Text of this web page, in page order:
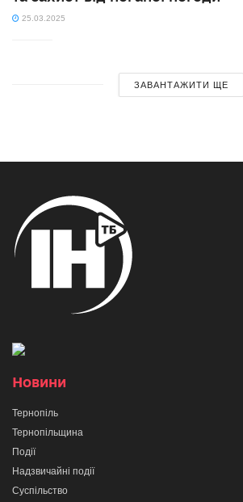
25.03.2025
ЗАВАНТАЖИТИ ЩЕ
Новини
Тернопіль
Тернопільщина
Події
Надзвичайні події
Суспільство